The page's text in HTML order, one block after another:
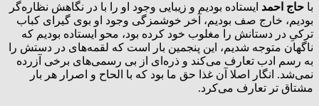
با حاج احمد ایستاده بودیم و زیبایی وجود او را با در نگاهش نظاره‌گر
بودیم، خارج صف بودیم، آخر خوشمزگی وجود او بوی گیرای کباب
ترکیِ در دستانش را مغلوب خود کرده بود، محو ایستاده بودیم که
ناگهان متوجه شدیم، این پنجمین بار است که لقمه‌های در دستش را
به رسم ادب تعارف می‌کند و ذره‌ای از بی رسمی‌های برخی آزرده
نمی‌شد. انگار اصلا آن غذا حق ما بود که با الحاح و اصرار هر بار
مشتاق تر تعارف می‌کرد.